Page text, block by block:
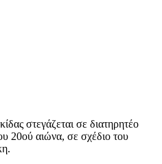
στεγάζεται σε διατηρητέο
20ού αιώνα, σε σχέδιο του